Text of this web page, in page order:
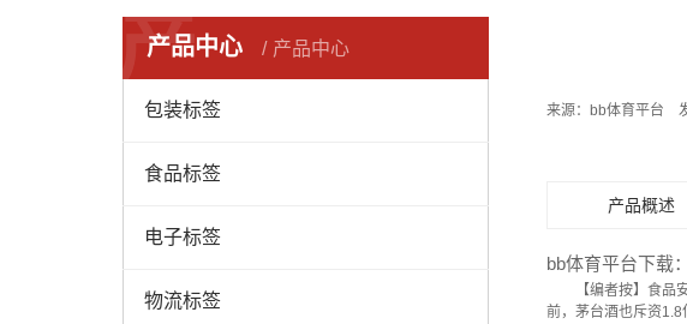
产品中心 产品中心
产
包装标签
食品标签
电子标签
物流标签
来源： bb体育平台
产品概述
bb体育平台下载：
【编者按】食品安
前，茅台酒也斥资1.8